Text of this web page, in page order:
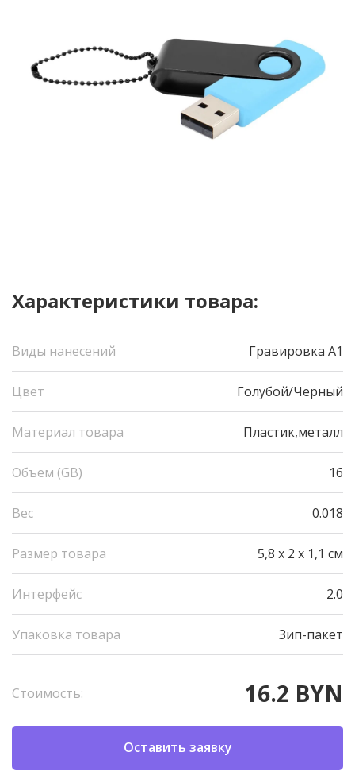
Характеристики товара:
Виды нанесений Гравировка А1
Цвет Голубой/Черный
Материал товара Пластик,металл
Объем (GB) 16
Вес 0.018
Размер товара 5,8 x 2 x 1,1 см
Интерфейс 2.0
Упаковка товара Зип-пакет
Стоимость: 16.2 BYN
Оставить заявку